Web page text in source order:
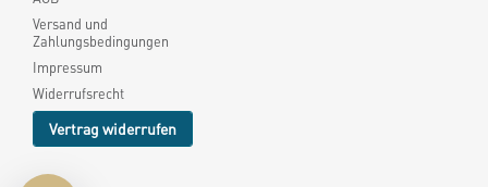
Versand und
Zahlungsbedingungen
Impressum
Widerrufsrecht
Vertrag widerrufen